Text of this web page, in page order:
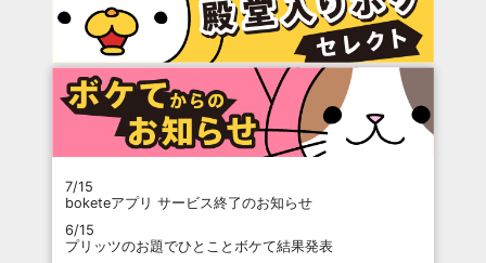
7/15
boketeアプリ サービス終了のお知らせ
6/15
プリッツのお題でひとことボケて結果発表